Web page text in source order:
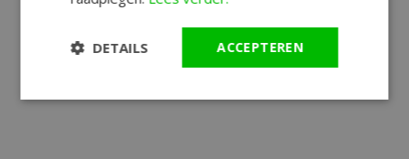
ACCEPTEREN
DETAILS